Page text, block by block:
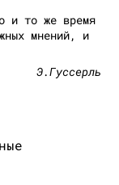
и то же время
мнений, и
Э.Гуссерль